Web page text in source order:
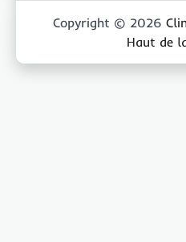
Copyright © 2026
Haut de